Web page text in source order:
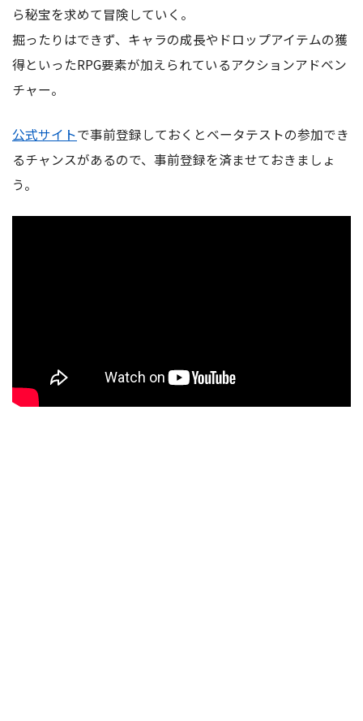
ら秘宝を求めて冒険していく。
掘ったりはできず、キャラの成長やドロップアイテムの獲
得といったRPG要素が加えられているアクションアドベン
チャー。
公式サイトで事前登録しておくとベータテストの参加でき
るチャンスがあるので、事前登録を済ませておきましょ
う。